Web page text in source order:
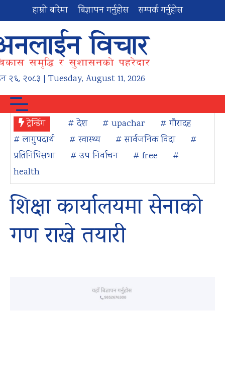
हाम्रो बारेमा बिज्ञापन गर्नुहोस सम्पर्क गर्नुहोस
२६, २०८३ | Tuesday, August 11, 2026
ट्रेन्डिंग # देश # upachar
# गौरादह
# लागुपदार्थ
# स्वास्थ्य # सार्वजनिक विदा
#
प्रतिनिधिसभा
# उप निर्वाचन # free
#
health
शिक्षा कार्यालयमा सेनाको
गण राख्ने तयारी